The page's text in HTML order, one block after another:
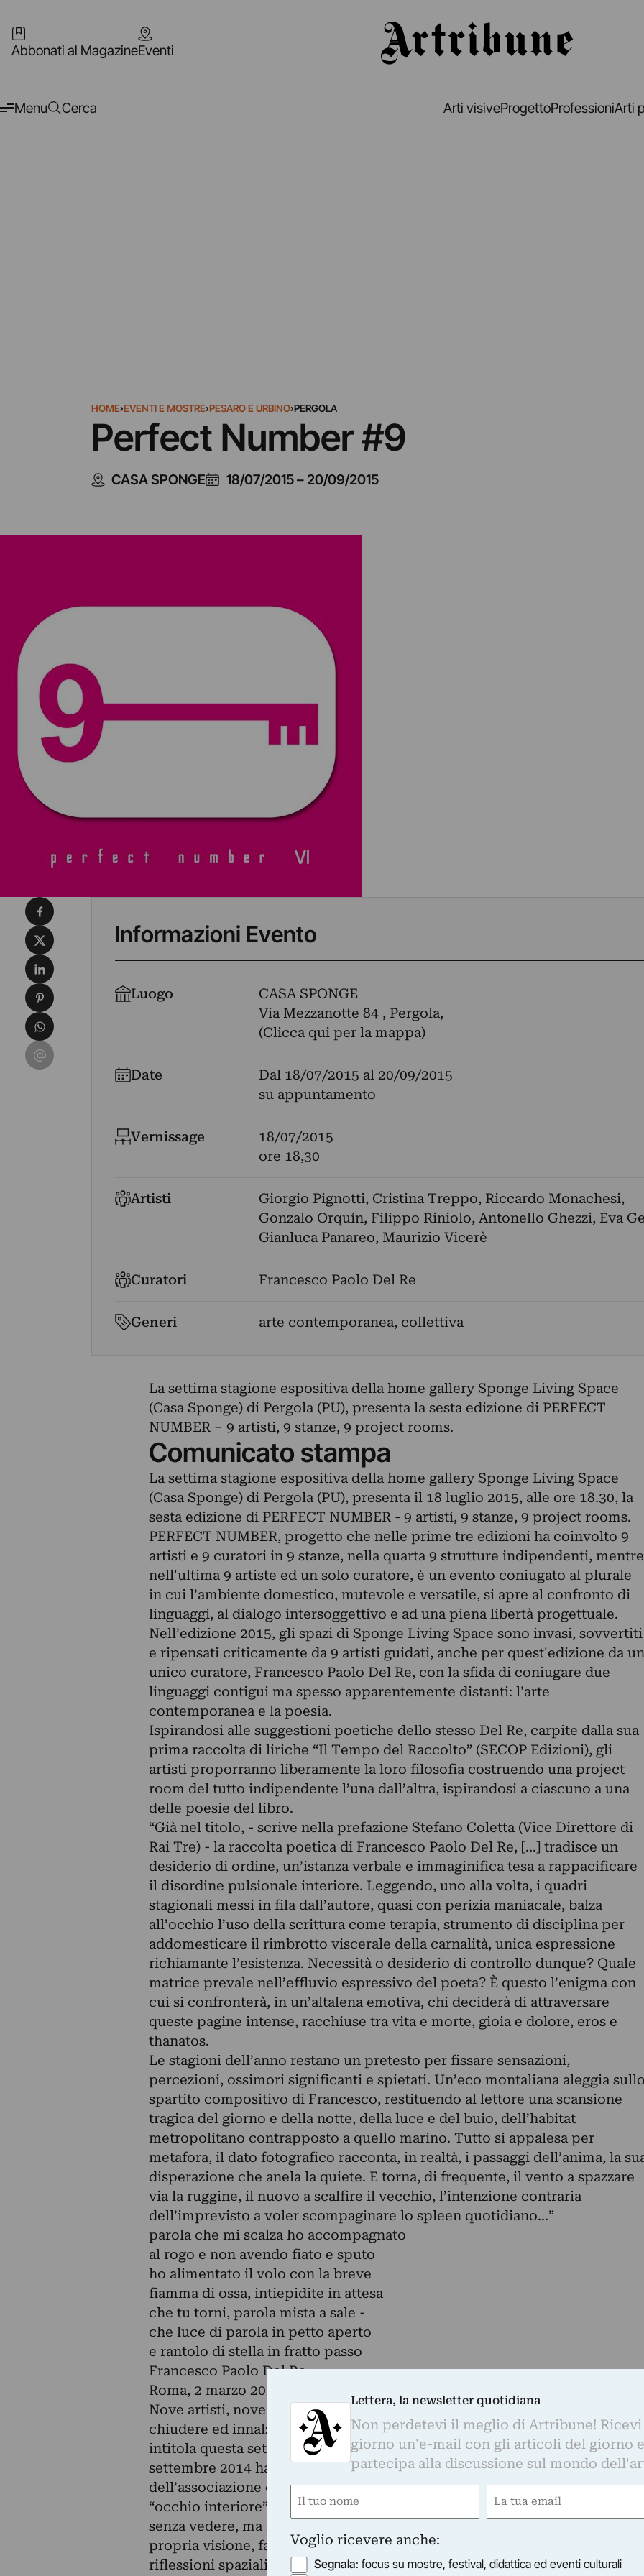
Abbonati al MagazineEventi
Menu Cerca Arti visiveProgettoProfessioniArti
HOME›EVENTI E MOSTRE›PESARO E URBINO›PERGOLA
Perfect Number #9
CASA SPONGE 18/07/2015– 20/09/2015
Informazioni Evento
Luogo
CASA SPONGE
Via Mezzanotte 84 , Pergola,
(Clicca qui per la mappa)
Date Dal 18/07/2015 al 20/09/2015
su appuntamento
Vernissage
18/07/2015
ore 18,30
Artisti Giorgio Pignotti, Cristina Treppo, Riccardo Monachesi,
Gonzalo Orquín, Filippo Riniolo, Antonello Ghezzi, Eva
Gianluca Panareo, Maurizio Vicerè
Curatori Francesco Paolo Del Re
Generi arte contemporanea, collettiva
La settima stagione espositiva della home gallery Sponge Living Space
(Casa Sponge) di Pergola (PU), presenta la sesta edizione di PERFECT
NUMBER – 9 artisti, 9 stanze, 9 project rooms.
Comunicato stampa
La settima stagione espositiva della home gallery Sponge Living Space
(Casa Sponge) di Pergola (PU), presenta il 18 luglio 2015, alle ore 18.30, la
sesta edizione di PERFECT NUMBER - 9 artisti, 9 stanze, 9 project rooms.
PERFECT NUMBER, progetto che nelle prime tre edizioni ha coinvolto 9
artisti e 9 curatori in 9 stanze, nella quarta 9 strutture indipendenti, mentre
nell'ultima 9 artiste ed un solo curatore, è un evento coniugato al plurale
in cui l’ambiente domestico, mutevole e versatile, si apre al confronto di
linguaggi, al dialogo intersoggettivo e ad una piena libertà progettuale.
Nell’edizione 2015, gli spazi di Sponge Living Space sono invasi, sovvertiti
e ripensati criticamente da 9 artisti guidati, anche per quest'edizione da un
unico curatore, Francesco Paolo Del Re, con la sfida di coniugare due
linguaggi contigui ma spesso apparentemente distanti: l'arte
contemporanea e la poesia.
Ispirandosi alle suggestioni poetiche dello stesso Del Re, carpite dalla sua
prima raccolta di liriche “Il Tempo del Raccolto” (SECOP Edizioni), gli
artisti proporranno liberamente la loro filosofia costruendo una project
room del tutto indipendente l’una dall’altra, ispirandosi a ciascuno a una
delle poesie del libro.
“Già nel titolo, - scrive nella prefazione Stefano Coletta (Vice Direttore di
Rai Tre) - la raccolta poetica di Francesco Paolo Del Re, [...] tradisce un
desiderio di ordine, un’istanza verbale e immaginifica tesa a rappacificare
il disordine pulsionale interiore. Leggendo, uno alla volta, i quadri
stagionali messi in fila dall’autore, quasi con perizia maniacale, balza
all’occhio l’uso della scrittura come terapia, strumento di disciplina per
addomesticare il rimbrotto viscerale della carnalità, unica espressione
richiamante l’esistenza. Necessità o desiderio di controllo dunque? Quale
matrice prevale nell’effluvio espressivo del poeta? È questo l’enigma con
cui si confronterà, in un’altalena emotiva, chi deciderà di attraversare
queste pagine intense, racchiuse tra vita e morte, gioia e dolore, eros e
thanatos.
Le stagioni dell’anno restano un pretesto per fissare sensazioni,
percezioni, ossimori significanti e spietati. Un’eco montaliana aleggia
spartito compositivo di Francesco, restituendo al lettore una scansione
tragica del giorno e della notte, della luce e del buio, dell’habitat
metropolitano contrapposto a quello marino. Tutto si appalesa per
metafora, il dato fotografico racconta, in realtà, i passaggi dell’anima, la
disperazione che anela la quiete. E torna, di frequente, il vento a spazzare
via la ruggine, il nuovo a scalfire il vecchio, l’intenzione contraria
dell’imprevisto a voler scompaginare lo spleen quotidiano...”
parola che mi scalza ho accompagnato
al rogo e non avendo fiato e sputo
ho alimentato il volo con la breve
fiamma di ossa, intiepidite in attesa
che tu torni, parola mista a sale -
che luce di parola in petto aperto
e rantolo di stella in fratto passo
Francesco Paolo Del Re
Roma, 2 marzo 2011
Nove artisti, nove poesie da raccontare, nove percezioni che vanno a
chiudere ed innalzare “Inneres Auge / Visione Contemporanea”, così si
intitola questa settima stagione espositiva di Casa Sponge che da
settembre 2014 ha accompagnato le proposte, o meglio le visioni,
dell’associazione culturale di Pergola (PU). Inneres Auge (in tedesco
“occhio interiore”) è il terzo occhio, quello dell’intuizione, quello che
senza vedere, ma in questo caso l’intuizione lascia spazio alla vera e
propria visione, fatta di proposte artistiche e curatoriali originali,
riflessioni spaziali e concetti che superano le linee di confine.
Condividi su Facebook
Condividi su X
Condividi su LinkedIn
Condividi su Pinterest
Condividi su WhatsApp
Condividi su Email
Lettera, la newsletter quotidiana
Non perdetevi il meglio di Artribune!
giorno un'e-mail con gli articoli del giorno
partecipa alla discussione sul mondo
Nome
Email
Voglio ricevere anche:
Segnala: focus su mostre, festival, didattica ed eventi culturali